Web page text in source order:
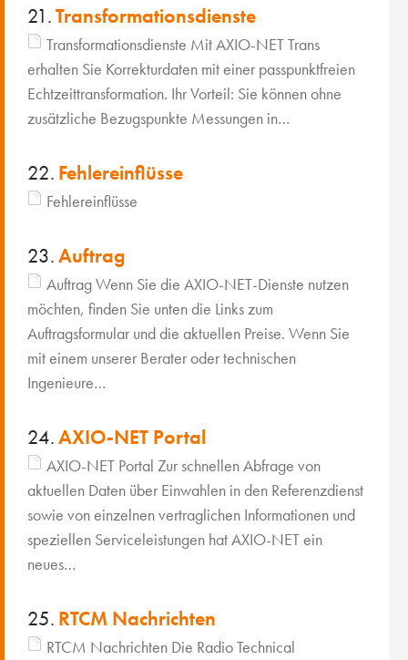
21.Transformationsdienste
Transformationsdienste Mit AXIO-NET Trans
erhalten Sie Korrekturdaten mit einer passpunktfreien
Echtzeittransformation. Ihr Vorteil: Sie können ohne
zusätzliche Bezugspunkte Messungen in…
22. Fehlereinflüsse
Fehlereinflüsse
23.Auftrag
Auftrag Wenn Sie die AXIO-NET-Dienste nutzen
möchten, finden Sie unten die Links zum
Auftragsformular und die aktuellen Preise. Wenn Sie
mit einem unserer Berater oder technischen
Ingenieure…
24.AXIO-NET Portal
AXIO-NET Portal Zur schnellen Abfrage von
aktuellen Daten über Einwahlen in den Referenzdienst
sowie von einzelnen vertraglichen Informationen und
speziellen Serviceleistungen hat AXIO-NET ein
neues…
25. RTCM Nachrichten
RTCM Nachrichten Die Radio Technical